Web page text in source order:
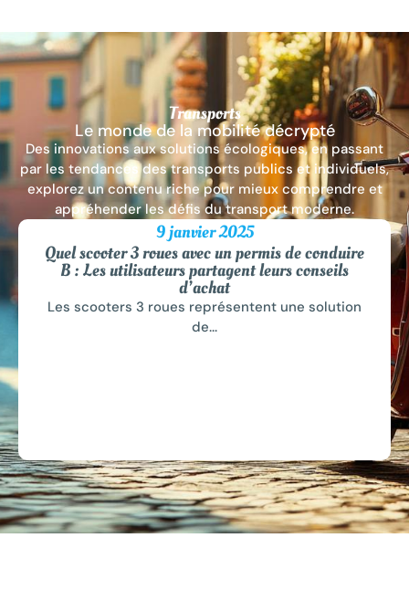
Transports
Le monde de la mobilité décrypté
Des innovations aux solutions écologiques, en passant
par les tendances des transports publics et individuels,
explorez un contenu riche pour mieux comprendre et
appréhender les défis du transport moderne.
9 janvier 2025
Quel scooter 3 roues avec un permis de conduire
B : Les utilisateurs partagent leurs conseils
d’achat
Les scooters 3 roues représentent une solution
de...